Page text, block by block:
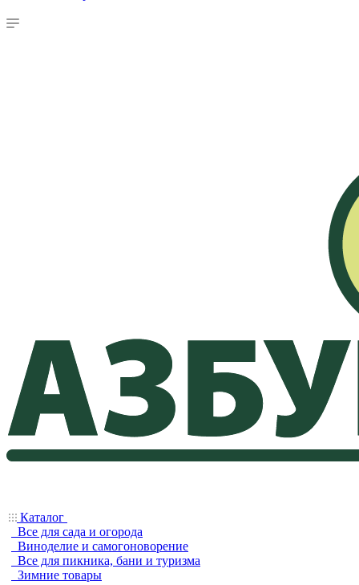
Каталог
Все для сада и огорода
Виноделие и самогоноворение
Все для пикника, бани и туризма
Зимние товары